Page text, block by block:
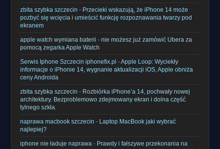
zbita szybka szczecin - Przecieki wskazują, że iPhone 14 może
pozbyć się wcięcia i umieścić funkcję rozpoznawania twarzy pod
ekranem
apple watch wymiana baterii -nie możesz już zamówić Ubera za
pomocą zegarka Apple Watch
Serwis Iphone Szczecin iphonefix.pl -Apple Loop: Wyciekły
informacje o iPhonie 14, wygnanie aktualizacji iOS, Apple obniża
ceny Androida
zbita szybka szczecin - Rozbiórka iPhone’a 14, pochwały nowej
architektury. Bezproblemowo zdejmowany ekran i dolna część
tylnego szkła.
naprawa macbook szczecin -
Laptop MacBook jaki wybrać
najlepiej?
iphone nie ładuje naprawa - Prawdy i fałszywe przekonania na